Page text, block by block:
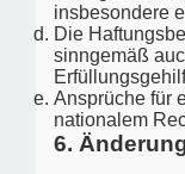
insbesondere
Die
sinngemäß
Ansprüche für
nationalem
6.